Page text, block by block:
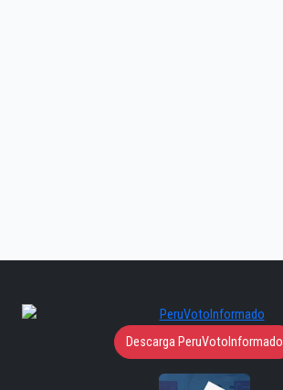
Descarga PeruVotoInformado